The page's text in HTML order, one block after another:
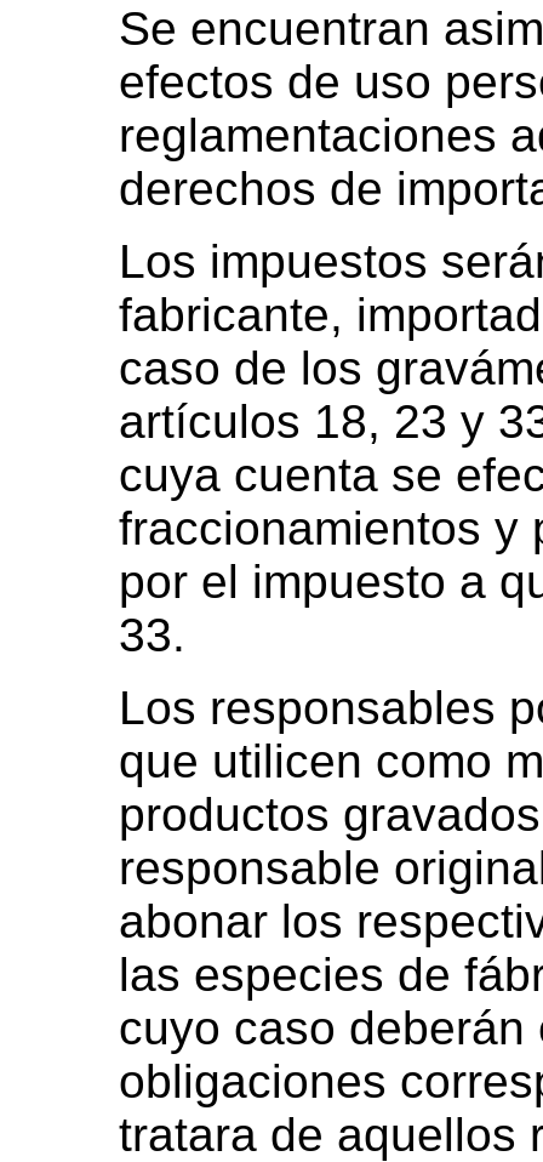
Se encuentran
efectos de uso
reglamentaciones
derechos de
Los impuestos
fabricante,
caso de los
artículos 18, 23 y
cuya cuenta se
fraccionamientos y
por el impuesto a
33.
Los responsables
que utilicen como
productos
responsable
abonar los
las especies de
cuyo caso deberán
obligaciones
tratara de aquellos